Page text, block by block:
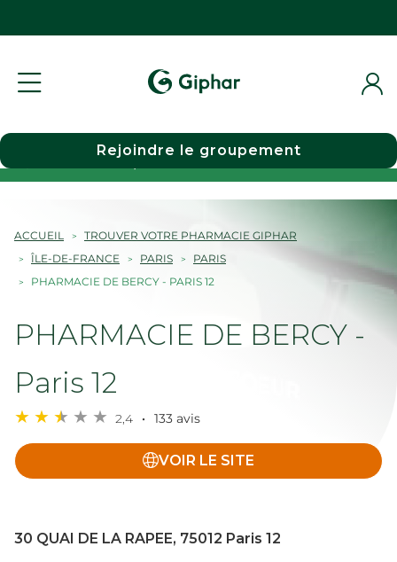
Choisir une pharmacie
Rejoindre le groupement
ACCUEIL
TROUVER VOTRE PHARMACIE GIPHAR
ÎLE-DE-FRANCE
PARIS
PARIS
PHARMACIE DE BERCY - PARIS 12
PHARMACIE DE BERCY -
Paris 12
2,4 133 avis
VOIR LE SITE
30 QUAI DE LA RAPEE, 75012 Paris 12